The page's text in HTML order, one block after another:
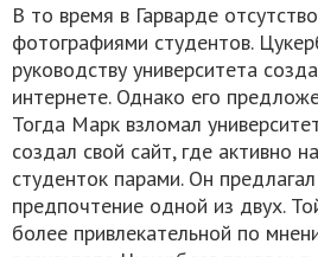
В то время в Гарварде
фотографиями студентов.
руководству университета
интернете. Однако его
Тогда Марк взломал
создал свой сайт, где активно
студенток парами. Он
предпочтение одной из двух.
более привлекательной по